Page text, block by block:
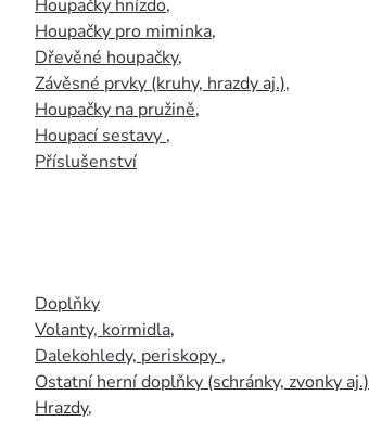
Houpačky hnízdo,
Houpačky pro miminka,
Dřevěné houpačky,
Závěsné prvky (kruhy, hrazdy aj.),
Houpačky na pružině,
Houpací sestavy ,
Příslušenství
Doplňky
Volanty, kormidla,
Dalekohledy, periskopy ,
Ostatní herní doplňky (schránky, zvonky aj.)
Hrazdy,